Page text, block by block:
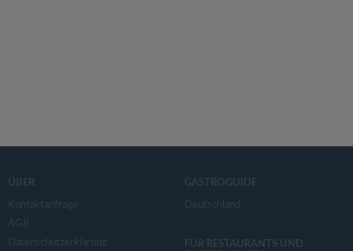
ÜBER
Kontaktanfrage
AGB
Datenschutzerklärung
GASTROGUIDE
Deutschland
FÜR RESTAURANTS UND